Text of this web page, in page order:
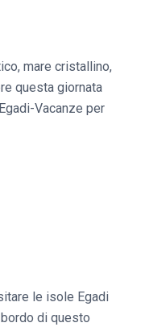
mare cristallino,
questa giornata
Vacanze per
le isole Egadi
di questo